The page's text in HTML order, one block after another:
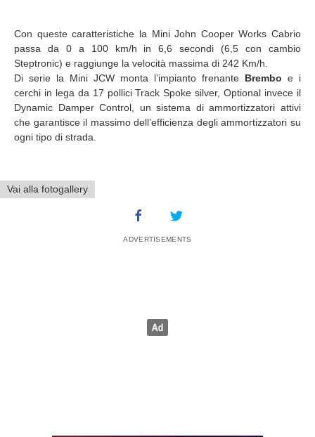
Con queste caratteristiche la Mini John Cooper Works Cabrio
passa da 0 a 100 km/h in 6,6 secondi (6,5 con cambio
Steptronic) e raggiunge la velocità massima di 242 Km/h.
Di serie la Mini JCW monta l’impianto frenante Brembo e i
cerchi in lega da 17 pollici Track Spoke silver, Optional invece il
Dynamic Damper Control, un sistema di ammortizzatori attivi
che garantisce il massimo dell’efficienza degli ammortizzatori su
ogni tipo di strada.
Vai alla fotogallery